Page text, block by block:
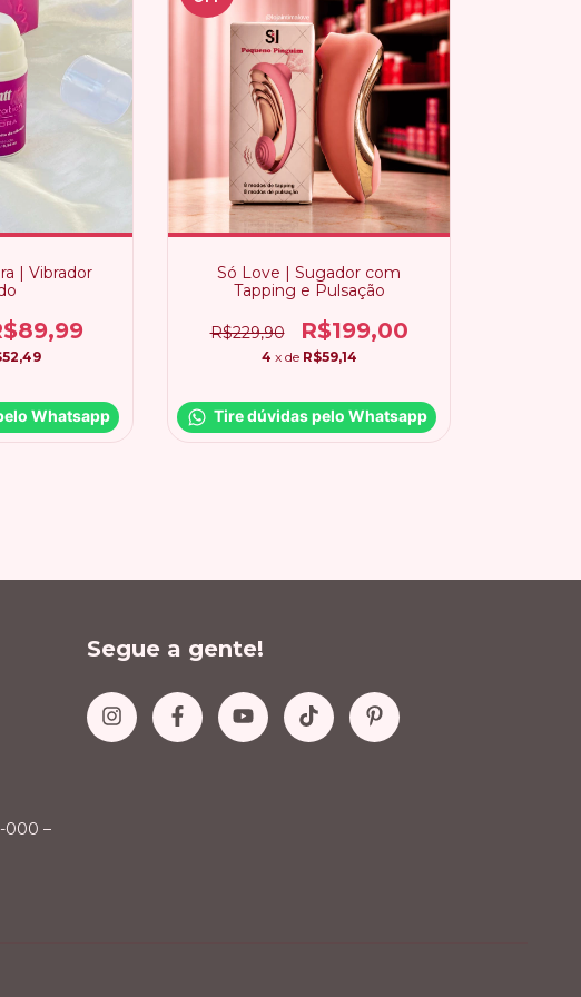
| Vibrador
Whatsapp
Só Love | Sugador com
Tapping e Pulsação
R$229,90 R$199,00
4 x de R$59,14
Tire dúvidas pelo Whatsapp
000 –
Segue a gente!